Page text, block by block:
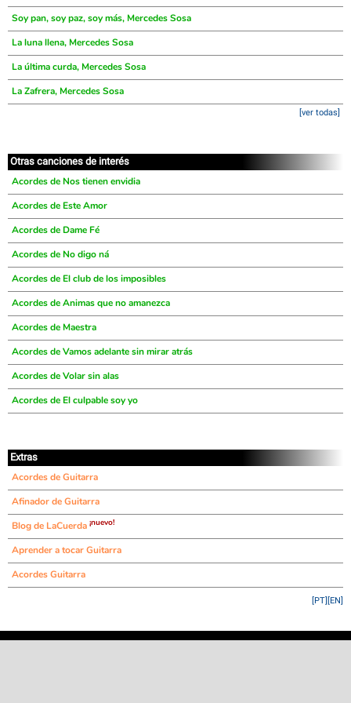
Soy pan, soy paz, soy más, Mercedes Sosa
La luna llena, Mercedes Sosa
La última curda, Mercedes Sosa
La Zafrera, Mercedes Sosa
[ver todas]
Otras canciones de interés
Acordes de Nos tienen envidia
Acordes de Este Amor
Acordes de Dame Fé
Acordes de No digo ná
Acordes de El club de los imposibles
Acordes de Animas que no amanezca
Acordes de Maestra
Acordes de Vamos adelante sin mirar atrás
Acordes de Volar sin alas
Acordes de El culpable soy yo
Extras
Acordes de Guitarra
Afinador de Guitarra
Blog de LaCuerda ¡nuevo!
Aprender a tocar Guitarra
Acordes Guitarra
[EN]
[PT]